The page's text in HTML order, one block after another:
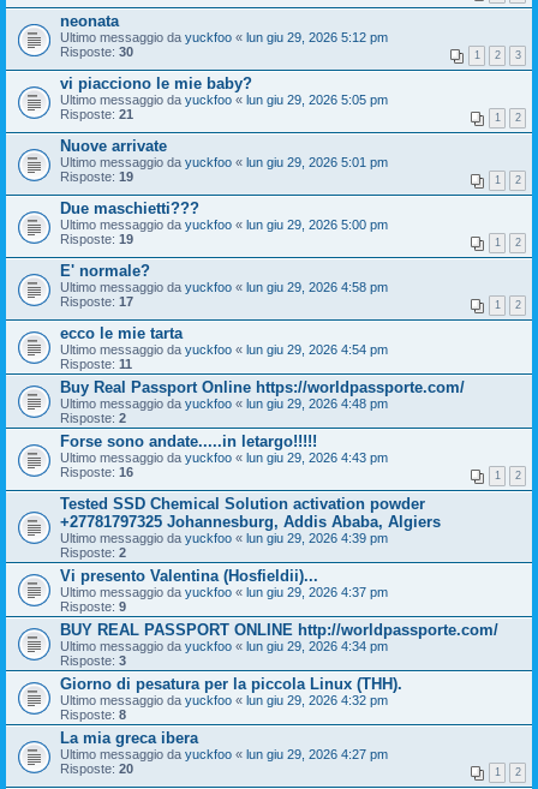
neonata
Ultimo messaggio da yuckfoo « lun giu 29, 2026 5:12 pm
Risposte: 30 1 2 3
vi piacciono le mie baby?
Ultimo messaggio da yuckfoo « lun giu 29, 2026 5:05 pm
Risposte: 21 1 2
Nuove arrivate
Ultimo messaggio da yuckfoo « lun giu 29, 2026 5:01 pm
Risposte: 19 1 2
Due maschietti???
Ultimo messaggio da yuckfoo « lun giu 29, 2026 5:00 pm
Risposte: 19 1 2
E' normale?
Ultimo messaggio da yuckfoo « lun giu 29, 2026 4:58 pm
Risposte: 17 1 2
ecco le mie tarta
Ultimo messaggio da yuckfoo « lun giu 29, 2026 4:54 pm
Risposte: 11
Buy Real Passport Online https://worldpassporte.com/
Ultimo messaggio da yuckfoo « lun giu 29, 2026 4:48 pm
Risposte: 2
Forse sono andate.....in letargo!!!!!
Ultimo messaggio da yuckfoo « lun giu 29, 2026 4:43 pm
Risposte: 16 1 2
Tested SSD Chemical Solution activation powder
+27781797325 Johannesburg, Addis Ababa, Algiers
Ultimo messaggio da yuckfoo « lun giu 29, 2026 4:39 pm
Risposte: 2
Vi presento Valentina (Hosfieldii)...
Ultimo messaggio da yuckfoo « lun giu 29, 2026 4:37 pm
Risposte: 9
BUY REAL PASSPORT ONLINE http://worldpassporte.com/
Ultimo messaggio da yuckfoo « lun giu 29, 2026 4:34 pm
Risposte: 3
Giorno di pesatura per la piccola Linux (THH).
Ultimo messaggio da yuckfoo « lun giu 29, 2026 4:32 pm
Risposte: 8
La mia greca ibera
Ultimo messaggio da yuckfoo « lun giu 29, 2026 4:27 pm
Risposte: 20 1 2